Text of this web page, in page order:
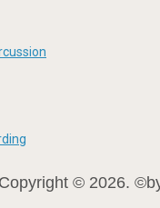
Copyright © 2026.